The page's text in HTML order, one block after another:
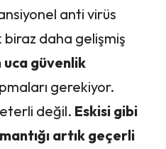
anti virüs
biraz daha gelişmiş
uca güvenlik
gerekiyor.
değil. Eskisi gibi
artık geçerli